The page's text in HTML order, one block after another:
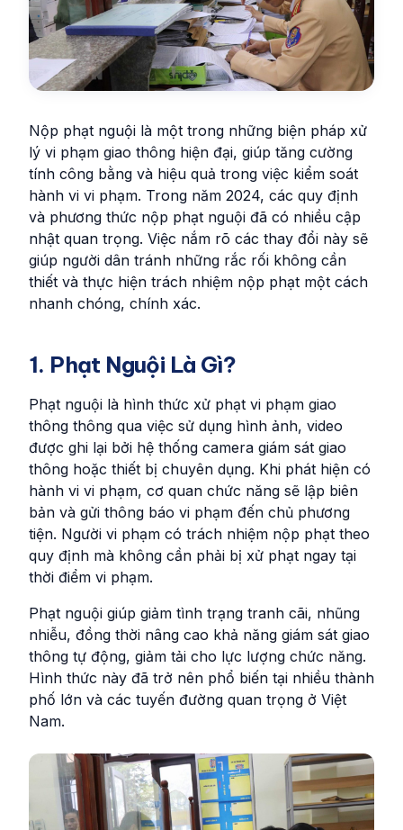
Nộp phạt nguội là một trong những biện pháp xử
lý vi phạm giao thông hiện đại, giúp tăng cường
tính công bằng và hiệu quả trong việc kiểm soát
hành vi vi phạm. Trong năm 2024, các quy định
và phương thức nộp phạt nguội đã có nhiều cập
nhật quan trọng. Việc nắm rõ các thay đổi này sẽ
giúp người dân tránh những rắc rối không cần
thiết và thực hiện trách nhiệm nộp phạt một cách
nhanh chóng, chính xác.
1. Phạt Nguội Là Gì?
Phạt nguội là hình thức xử phạt vi phạm giao
thông thông qua việc sử dụng hình ảnh, video
được ghi lại bởi hệ thống camera giám sát giao
thông hoặc thiết bị chuyên dụng. Khi phát hiện có
hành vi vi phạm, cơ quan chức năng sẽ lập biên
bản và gửi thông báo vi phạm đến chủ phương
tiện. Người vi phạm có trách nhiệm nộp phạt theo
quy định mà không cần phải bị xử phạt ngay tại
thời điểm vi phạm.
Phạt nguội giúp giảm tình trạng tranh cãi, nhũng
nhiễu, đồng thời nâng cao khả năng giám sát giao
thông tự động, giảm tải cho lực lượng chức năng.
Hình thức này đã trở nên phổ biến tại nhiều thành
phố lớn và các tuyến đường quan trọng ở Việt
Nam.